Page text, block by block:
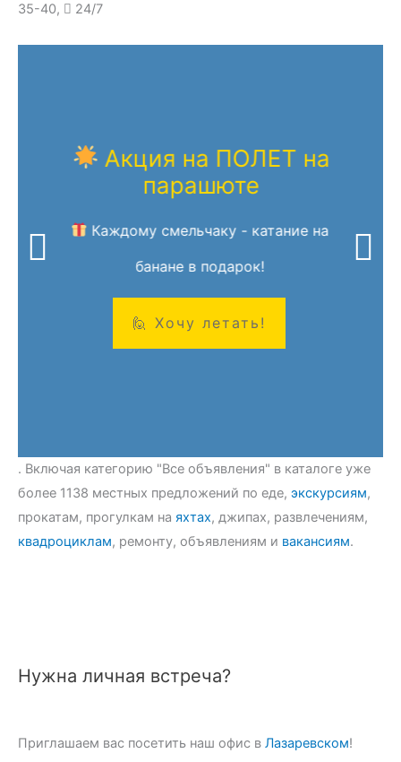
Нужна личная встреча?
Приглашаем вас посетить наш офис в Лазаревском!
35-40,
24/7
Акция на ПОЛЕТ на
парашюте
Каждому смельчаку - катание на
банане в подарок!
. Включая категорию "Все объявления" в каталоге уже
более 1138 местных предложений по еде, экскурсиям,
прокатам, прогулкам на яхтах, джипах, развлечениям,
квадроциклам, ремонту, объявлениям и вакансиям.